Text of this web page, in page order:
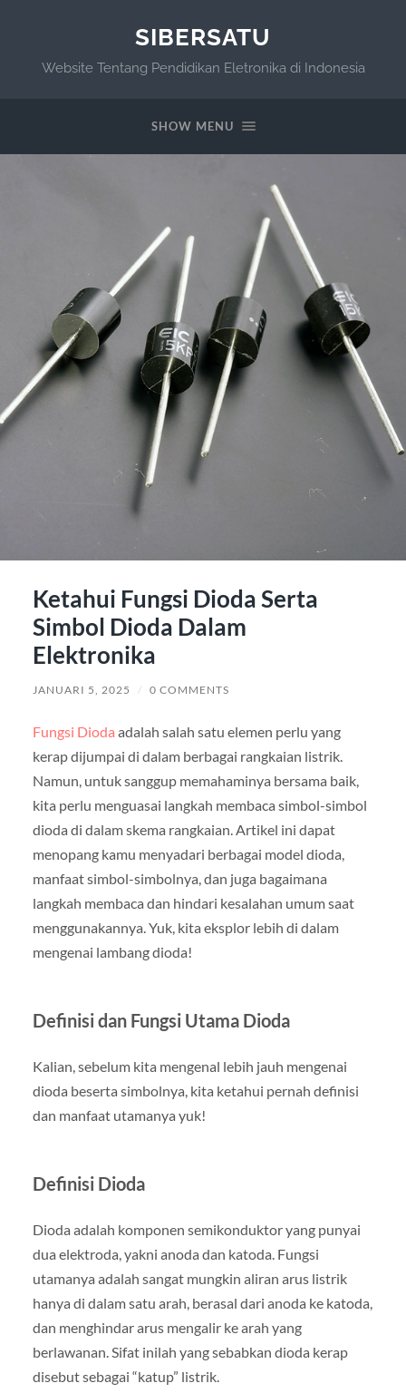
SIBERSATU
Website Tentang Pendidikan Eletronika di Indonesia
SHOW MENU
Ketahui Fungsi Dioda Serta
Simbol Dioda Dalam
Elektronika
JANUARI 5, 2025 / 0 COMMENTS
Fungsi Dioda adalah salah satu elemen perlu yang
kerap dijumpai di dalam berbagai rangkaian listrik.
Namun, untuk sanggup memahaminya bersama baik,
kita perlu menguasai langkah membaca simbol-simbol
dioda di dalam skema rangkaian. Artikel ini dapat
menopang kamu menyadari berbagai model dioda,
manfaat simbol-simbolnya, dan juga bagaimana
langkah membaca dan hindari kesalahan umum saat
menggunakannya. Yuk, kita eksplor lebih di dalam
mengenai lambang dioda!
Definisi dan Fungsi Utama Dioda
Kalian, sebelum kita mengenal lebih jauh mengenai
dioda beserta simbolnya, kita ketahui pernah definisi
dan manfaat utamanya yuk!
Definisi Dioda
Dioda adalah komponen semikonduktor yang punyai
dua elektroda, yakni anoda dan katoda. Fungsi
utamanya adalah sangat mungkin aliran arus listrik
hanya di dalam satu arah, berasal dari anoda ke katoda,
dan menghindar arus mengalir ke arah yang
berlawanan. Sifat inilah yang sebabkan dioda kerap
disebut sebagai “katup” listrik.